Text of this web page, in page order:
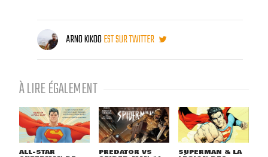
ARNO KIKOOEST SUR TWITTER
À LIRE ÉGALEMENT
ALL-STAR PREDATOR VS SUPERMAN & LA